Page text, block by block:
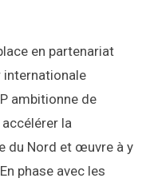
en partenariat
internationale
ambitionne de
la
du Nord et œuvre à y
phase avec les